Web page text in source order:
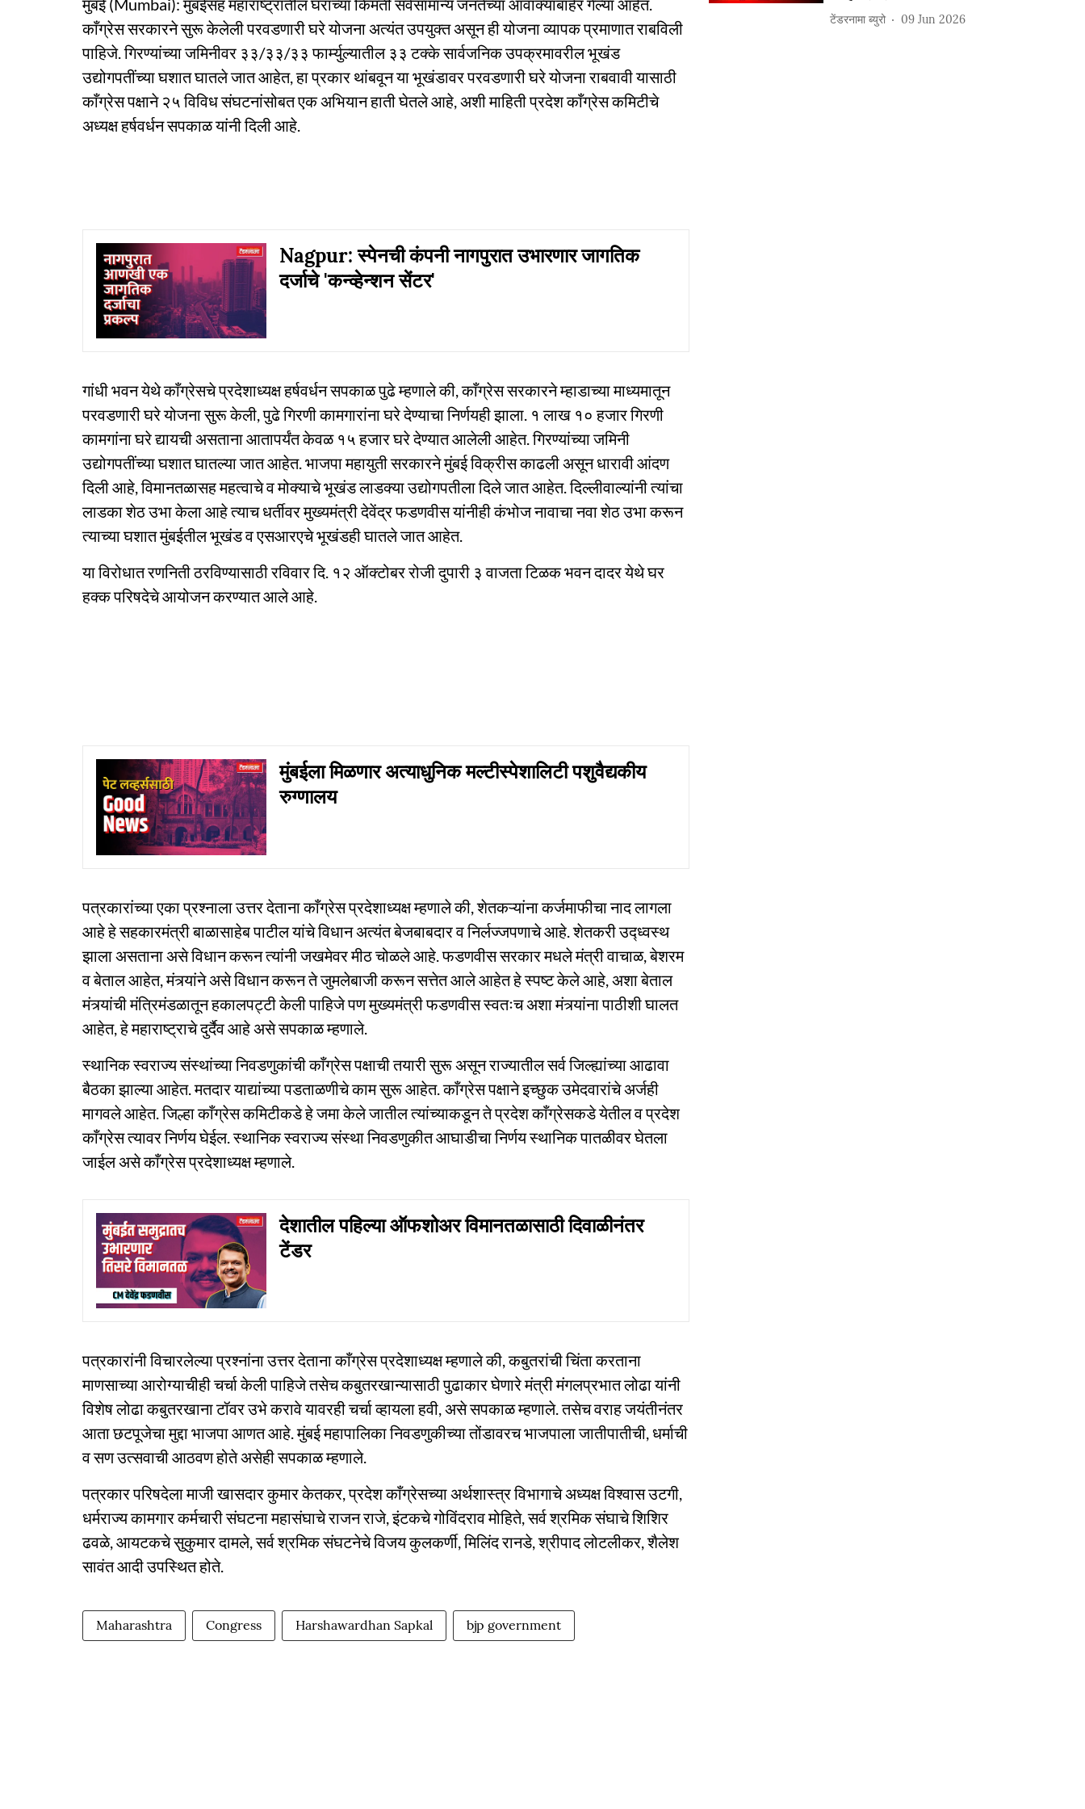
मुंबई (Mumbai): मुंबईसह महाराष्ट्रातील घरांच्या किमती सर्वसामान्य जनतेच्या आवाक्याबाहेर गेल्या आहेत.
काँग्रेस सरकारने सुरू केलेली परवडणारी घरे योजना अत्यंत उपयुक्त असून ही योजना व्यापक प्रमाणात राबविली
पाहिजे. गिरण्यांच्या जमिनीवर ३३/३३/३३ फार्म्युल्यातील ३३ टक्के सार्वजनिक उपक्रमावरील भूखंड
उद्योगपतींच्या घशात घातले जात आहेत, हा प्रकार थांबवून या भूखंडावर परवडणारी घरे योजना राबवावी यासाठी
काँग्रेस पक्षाने २५ विविध संघटनांसोबत एक अभियान हाती घेतले आहे, अशी माहिती प्रदेश काँग्रेस कमिटीचे
अध्यक्ष हर्षवर्धन सपकाळ यांनी दिली आहे.
Nagpur: स्पेनची कंपनी नागपुरात उभारणार जागतिक
दर्जाचे 'कन्व्हेन्शन सेंटर'
गांधी भवन येथे काँग्रेसचे प्रदेशाध्यक्ष हर्षवर्धन सपकाळ पुढे म्हणाले की, काँग्रेस सरकारने म्हाडाच्या माध्यमातून
परवडणारी घरे योजना सुरू केली, पुढे गिरणी कामगारांना घरे देण्याचा निर्णयही झाला. १ लाख १० हजार गिरणी
कामगांना घरे द्यायची असताना आतापर्यंत केवळ १५ हजार घरे देण्यात आलेली आहेत. गिरण्यांच्या जमिनी
उद्योगपतींच्या घशात घातल्या जात आहेत. भाजपा महायुती सरकारने मुंबई विक्रीस काढली असून धारावी आंदण
दिली आहे, विमानतळासह महत्वाचे व मोक्याचे भूखंड लाडक्या उद्योगपतीला दिले जात आहेत. दिल्लीवाल्यांनी त्यांचा
लाडका शेठ उभा केला आहे त्याच धर्तीवर मुख्यमंत्री देवेंद्र फडणवीस यांनीही कंभोज नावाचा नवा शेठ उभा करून
त्याच्या घशात मुंबईतील भूखंड व एसआरएचे भूखंडही घातले जात आहेत.
या विरोधात रणनिती ठरविण्यासाठी रविवार दि. १२ ऑक्टोबर रोजी दुपारी ३ वाजता टिळक भवन दादर येथे घर
हक्क परिषदेचे आयोजन करण्यात आले आहे.
मुंबईला मिळणार अत्याधुनिक मल्टीस्पेशालिटी पशुवैद्यकीय
रुग्णालय
पत्रकारांच्या एका प्रश्नाला उत्तर देताना काँग्रेस प्रदेशाध्यक्ष म्हणाले की, शेतकऱ्यांना कर्जमाफीचा नाद लागला
आहे हे सहकारमंत्री बाळासाहेब पाटील यांचे विधान अत्यंत बेजबाबदार व निर्लज्जपणाचे आहे. शेतकरी उद्ध्वस्थ
झाला असताना असे विधान करून त्यांनी जखमेवर मीठ चोळले आहे. फडणवीस सरकार मधले मंत्री वाचाळ, बेशरम
व बेताल आहेत, मंत्र्यांने असे विधान करून ते जुमलेबाजी करून सत्तेत आले आहेत हे स्पष्ट केले आहे, अशा बेताल
मंत्र्यांची मंत्रिमंडळातून हकालपट्टी केली पाहिजे पण मुख्यमंत्री फडणवीस स्वतःच अशा मंत्र्यांना पाठीशी घालत
आहेत, हे महाराष्ट्राचे दुर्दैव आहे असे सपकाळ म्हणाले.
स्थानिक स्वराज्य संस्थांच्या निवडणुकांची काँग्रेस पक्षाची तयारी सुरू असून राज्यातील सर्व जिल्ह्यांच्या आढावा
बैठका झाल्या आहेत. मतदार याद्यांच्या पडताळणीचे काम सुरू आहेत. काँग्रेस पक्षाने इच्छुक उमेदवारांचे अर्जही
मागवले आहेत. जिल्हा काँग्रेस कमिटीकडे हे जमा केले जातील त्यांच्याकडून ते प्रदेश काँग्रेसकडे येतील व प्रदेश
काँग्रेस त्यावर निर्णय घेईल. स्थानिक स्वराज्य संस्था निवडणुकीत आघाडीचा निर्णय स्थानिक पातळीवर घेतला
जाईल असे काँग्रेस प्रदेशाध्यक्ष म्हणाले.
देशातील पहिल्या ऑफशोअर विमानतळासाठी दिवाळीनंतर
टेंडर
पत्रकारांनी विचारलेल्या प्रश्नांना उत्तर देताना काँग्रेस प्रदेशाध्यक्ष म्हणाले की, कबुतरांची चिंता करताना
माणसाच्या आरोग्याचीही चर्चा केली पाहिजे तसेच कबुतरखान्यासाठी पुढाकार घेणारे मंत्री मंगलप्रभात लोढा यांनी
विशेष लोढा कबुतरखाना टॉवर उभे करावे यावरही चर्चा व्हायला हवी, असे सपकाळ म्हणाले. तसेच वराह जयंतीनंतर
आता छटपूजेचा मुद्दा भाजपा आणत आहे. मुंबई महापालिका निवडणुकीच्या तोंडावरच भाजपाला जातीपातीची, धर्माची
व सण उत्सवाची आठवण होते असेही सपकाळ म्हणाले.
पत्रकार परिषदेला माजी खासदार कुमार केतकर, प्रदेश काँग्रेसच्या अर्थशास्त्र विभागाचे अध्यक्ष विश्वास उटगी,
धर्मराज्य कामगार कर्मचारी संघटना महासंघाचे राजन राजे, इंटकचे गोविंदराव मोहिते, सर्व श्रमिक संघाचे शिशिर
ढवळे, आयटकचे सुकुमार दामले, सर्व श्रमिक संघटनेचे विजय कुलकर्णी, मिलिंद रानडे, श्रीपाद लोटलीकर, शैलेश
सावंत आदी उपस्थित होते.
Maharashtra Congress Harshawardhan Sapkal bjp government
टेंडरनामा ब्युरो 09 Jun 2026